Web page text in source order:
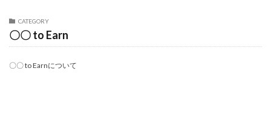
CATEGORY
〇〇 to Earn
〇〇 to Earnについて